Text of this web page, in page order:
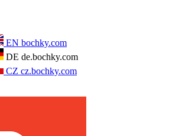
EN bochky.com
DE de.bochky.com
CZ cz.bochky.com